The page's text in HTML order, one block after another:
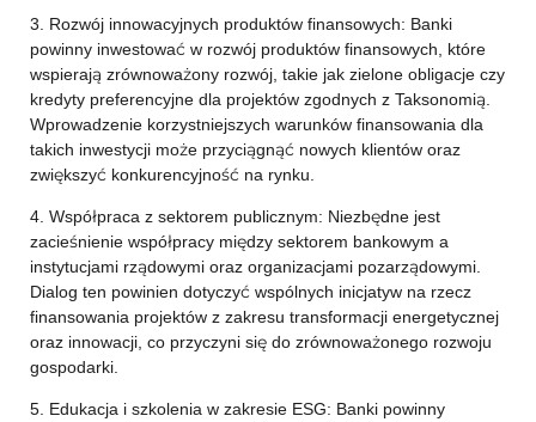
3. Rozwój innowacyjnych produktów finansowych: Banki
powinny inwestować w rozwój produktów finansowych, które
wspierają zrównoważony rozwój, takie jak zielone obligacje czy
kredyty preferencyjne dla projektów zgodnych z Taksonomią.
Wprowadzenie korzystniejszych warunków finansowania dla
takich inwestycji może przyciągnąć nowych klientów oraz
zwiększyć konkurencyjność na rynku.
4. Współpraca z sektorem publicznym: Niezbędne jest
zacieśnienie współpracy między sektorem bankowym a
instytucjami rządowymi oraz organizacjami pozarządowymi.
Dialog ten powinien dotyczyć wspólnych inicjatyw na rzecz
finansowania projektów z zakresu transformacji energetycznej
oraz innowacji, co przyczyni się do zrównoważonego rozwoju
gospodarki.
5. Edukacja i szkolenia w zakresie ESG: Banki powinny